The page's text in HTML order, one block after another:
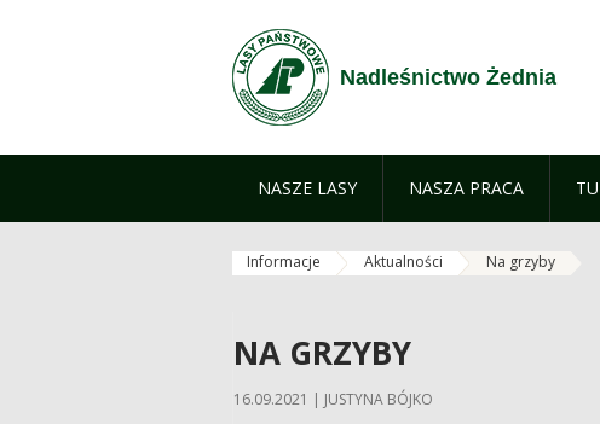
Nadleśnictwo Żednia
NASZE LASY NASZA PRACA
Informacje Aktualności Na grzyby
NA GRZYBY
16.09.2021 | JUSTYNA BÓJKO